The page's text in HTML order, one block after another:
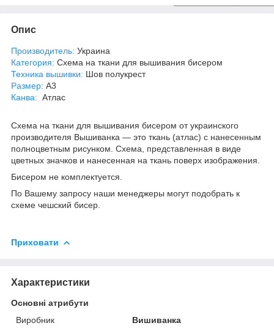
Опис
Производитель: Украина
Категория: Схема на ткани для вышивания бисером
Техника вышивки: Шов полукрест
Размер: А3
Канва: Атлас
Схема на ткани для вышивания бисером от украинского
производителя Вышиванка ― это ткань (атлас) с нанесенным
полноцветным рисунком. Схема, представленная в виде
цветных значков и нанесенная на ткань поверх изображения.
Бисером не комплектуется.
По Вашему запросу наши менеджеры могут подобрать к
схеме чешский бисер.
Приховати
Характеристики
Основні атрибути
Виробник
Вишиванка